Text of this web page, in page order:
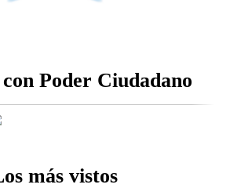
Poder Ciudadano
más vistos